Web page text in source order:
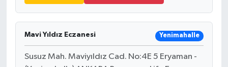
Mavi Yıldız Eczanesi Yenimahalle
Susuz Mah. Maviyıldız Cad. No:4E 5 Eryaman -